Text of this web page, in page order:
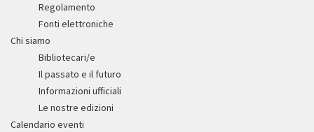
Regolamento
Fonti elettroniche
Chi siamo
Bibliotecari/e
Il passato e il futuro
Informazioni ufficiali
Le nostre edizioni
Calendario eventi